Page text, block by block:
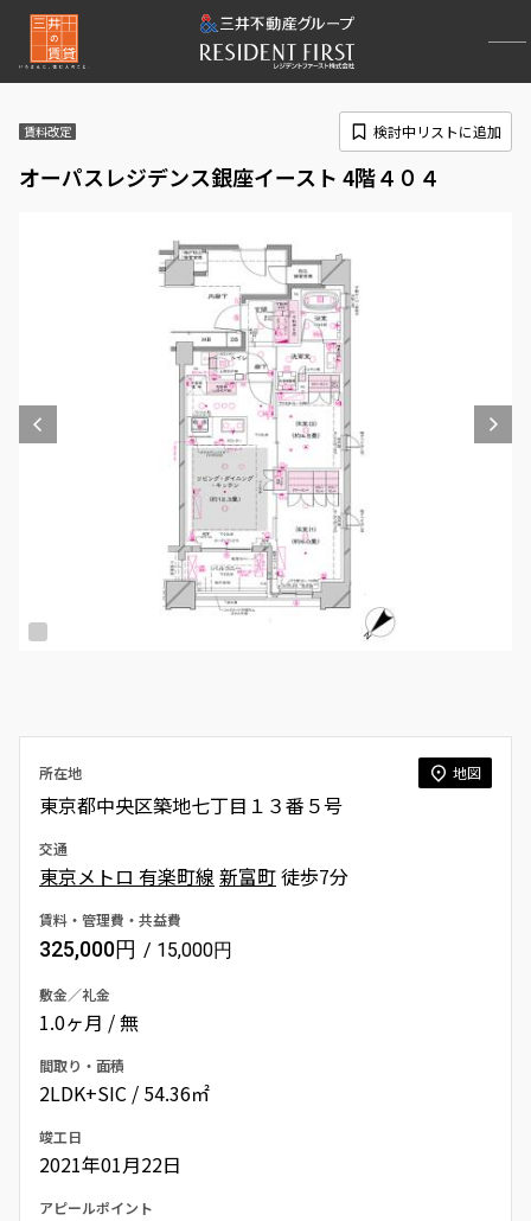
賃料改定
オーパスレジデンス銀座イースト 4階４０４
検討中リストに追加
所在地 地図
東京都中央区築地七丁目１３番５号
交通
東京メトロ 有楽町線 新富町徒歩7分
賃料・管理費・共益費
325,000円 / 15,000円
敷金／礼金
1.0ヶ月 / 無
間取り・面積
2LDK+SIC / 54.36㎡
竣工日
2021年01月22日
アピールポイント